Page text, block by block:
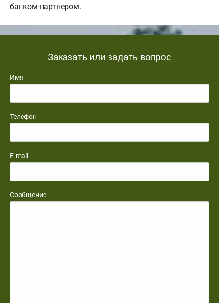
банком-партнером.
Заказать или задать вопрос
Имя
Телефон
E-mail
Сообщение